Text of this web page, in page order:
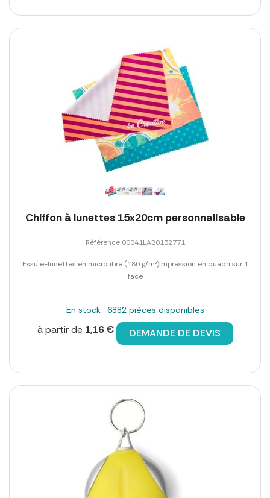
Chiffon à lunettes 15x20cm personnalisable
Référence 00041LAB0132771
Essuie-lunettes en microfibre (180 g/m²)Impression en quadri sur 1
face
En stock : 6882 pièces disponibles
à partir de 1,16 € DEMANDE DE DEVIS